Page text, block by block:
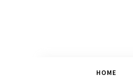
HOME